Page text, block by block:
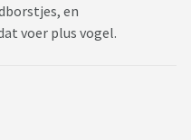
en
voer plus vogel.